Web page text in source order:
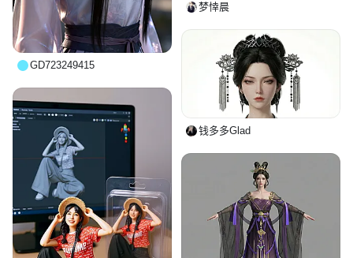
梦悻晨
GD723249415
钱多多Glad